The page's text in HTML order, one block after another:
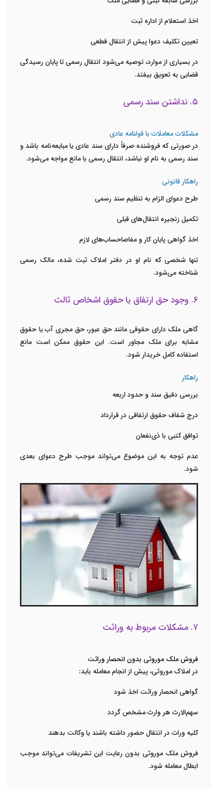
اخذ استعلام از اداره ثبت
تعیین تکلیف دعوا پیش از انتقال قطعی
در بسیاری از موارد، توصیه می‌شود انتقال رسمی تا پایان رسیدگی
قضایی به تعویق بیفتد.
۵. نداشتن سند رسمی
مشکلات معاملات با قولنامه عادی
در صورتی که فروشنده صرفاً دارای سند عادی یا مبایعه‌نامه باشد و
سند رسمی به نام او نباشد، انتقال رسمی با مانع مواجه می‌شود.
راهکار قانونی
طرح دعوای الزام به تنظیم سند رسمی
تکمیل زنجیره انتقال‌های قبلی
اخذ گواهی پایان کار و مفاصاحساب‌های لازم
تنها شخصی که نام او در دفتر املاک ثبت شده، مالک رسمی
شناخته می‌شود.
۶. وجود حق ارتفاق یا حقوق اشخاص ثالث
گاهی ملک دارای حقوقی مانند حق عبور، حق مجری آب یا حقوق
مشابه برای ملک مجاور است. این حقوق ممکن است مانع
استفاده کامل خریدار شود.
راهکار
بررسی دقیق سند و حدود اربعه
درج شفاف حقوق ارتفاقی در قرارداد
توافق کتبی با ذی‌نفعان
عدم توجه به این موضوع می‌تواند موجب طرح دعوای بعدی
شود.
۷. مشکلات مربوط به وراثت
فروش ملک موروثی بدون انحصار وراثت
در املاک موروثی، پیش از انجام معامله باید:
گواهی انحصار وراثت اخذ شود
سهم‌الارث هر وارث مشخص گردد
کلیه وراث در انتقال حضور داشته باشند یا وکالت بدهند
فروش ملک موروثی بدون رعایت این تشریفات می‌تواند موجب
ابطال معامله شود.